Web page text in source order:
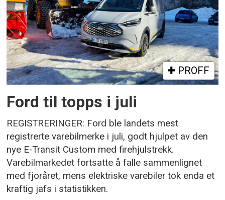
PROFF
Ford til topps i juli
REGISTRERINGER: Ford ble landets mest
registrerte varebilmerke i juli, godt hjulpet av den
nye E-Transit Custom med firehjulstrekk.
Varebilmarkedet fortsatte å falle sammenlignet
med fjoråret, mens elektriske varebiler tok enda et
kraftig jafs i statistikken.